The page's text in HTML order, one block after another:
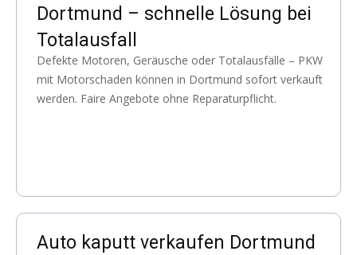
Dortmund – schnelle Lösung bei
Totalausfall
Defekte Motoren, Geräusche oder Totalausfälle – PKW
mit Motorschaden können in Dortmund sofort verkauft
werden. Faire Angebote ohne Reparaturpflicht.
Auto kaputt verkaufen Dortmund